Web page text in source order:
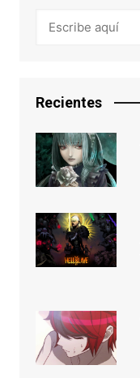
Recientes